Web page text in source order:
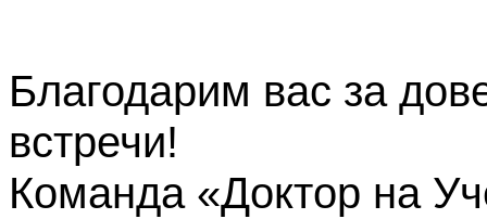
Благодарим вас за
встречи!
Команда «Доктор на